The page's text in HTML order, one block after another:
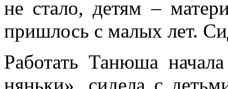
не стало, детям –
пришлось с малых лет.
Работать Танюша
няньки», сидела с